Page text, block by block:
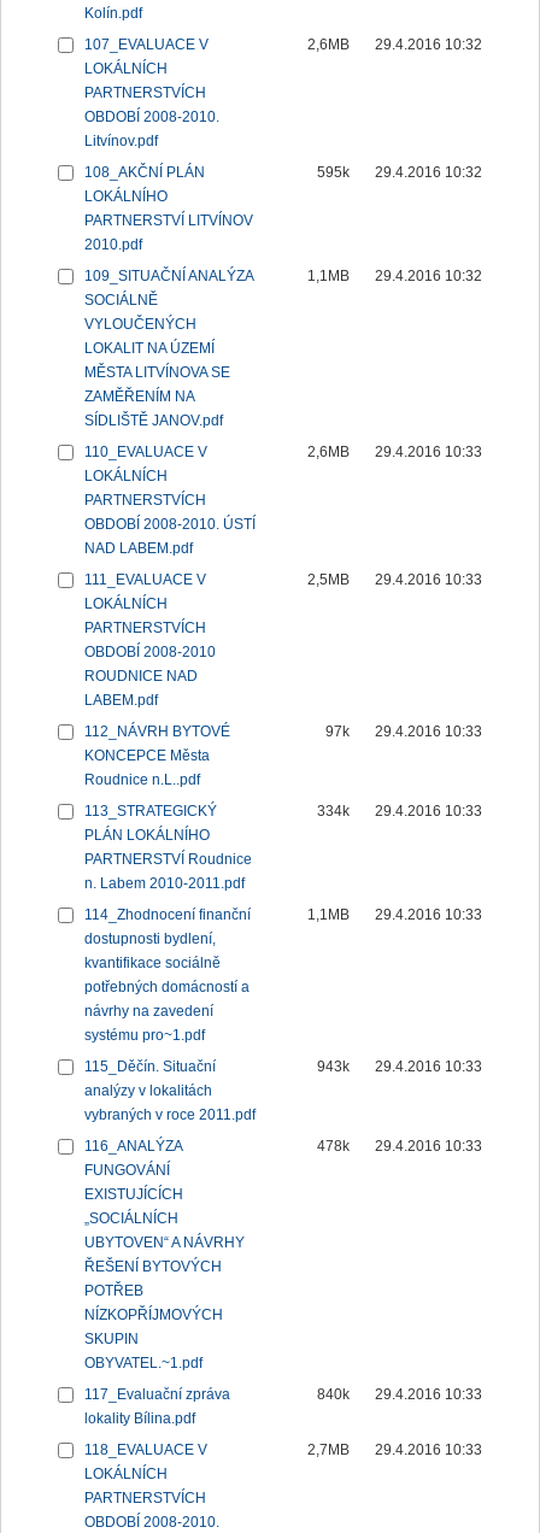
Kolín.pdf
107_EVALUACE V
LOKÁLNÍCH
PARTNERSTVÍCH
OBDOBÍ 2008-2010.
Litvínov.pdf
2,6MB 29.4.2016 10:32
108_AKČNÍ PLÁN
LOKÁLNÍHO
PARTNERSTVÍ LITVÍNOV
2010.pdf
595k 29.4.2016 10:32
109_SITUAČNÍ ANALÝZA
SOCIÁLNĚ
VYLOUČENÝCH
LOKALIT NA ÚZEMÍ
MĚSTA LITVÍNOVA SE
ZAMĚŘENÍM NA
SÍDLIŠTĚ JANOV.pdf
1,1MB 29.4.2016 10:32
110_EVALUACE V
LOKÁLNÍCH
PARTNERSTVÍCH
OBDOBÍ 2008-2010. ÚSTÍ
NAD LABEM.pdf
2,6MB 29.4.2016 10:33
111_EVALUACE V
LOKÁLNÍCH
PARTNERSTVÍCH
OBDOBÍ 2008-2010
ROUDNICE NAD
LABEM.pdf
2,5MB 29.4.2016 10:33
112_NÁVRH BYTOVÉ
KONCEPCE Města
Roudnice n.L..pdf
97k 29.4.2016 10:33
113_STRATEGICKÝ
PLÁN LOKÁLNÍHO
PARTNERSTVÍ Roudnice
n. Labem 2010-2011.pdf
334k 29.4.2016 10:33
114_Zhodnocení finanční
dostupnosti bydlení,
kvantifikace sociálně
potřebných domácností a
návrhy na zavedení
systému pro~1.pdf
1,1MB 29.4.2016 10:33
115_Děčín. Situační
analýzy v lokalitách
vybraných v roce 2011.pdf
943k 29.4.2016 10:33
116_ANALÝZA
FUNGOVÁNÍ
EXISTUJÍCÍCH
„SOCIÁLNÍCH
UBYTOVEN“ A NÁVRHY
ŘEŠENÍ BYTOVÝCH
POTŘEB
NÍZKOPŘÍJMOVÝCH
SKUPIN
OBYVATEL.~1.pdf
478k 29.4.2016 10:33
117_Evaluační zpráva
lokality Bílina.pdf
840k 29.4.2016 10:33
118_EVALUACE V
LOKÁLNÍCH
PARTNERSTVÍCH
OBDOBÍ 2008-2010.
2,7MB 29.4.2016 10:33